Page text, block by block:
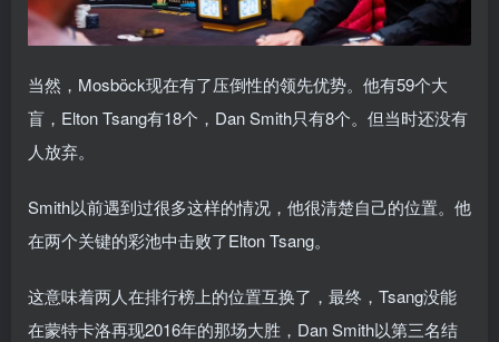
当然，Mosböck现在有了压倒性的领先优势。他有59个大
盲，Elton Tsang有18个，Dan Smith只有8个。但当时还没有
人放弃。
Smith以前遇到过很多这样的情况，他很清楚自己的位置。他
在两个关键的彩池中击败了Elton Tsang。
这意味着两人在排行榜上的位置互换了，最终，Tsang没能
在蒙特卡洛再现2016年的那场大胜，Dan Smith以第三名结